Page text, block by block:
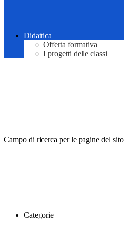
Didattica
Offerta formativa
I progetti delle classi
Campo di ricerca per le pagine del sito
Categorie